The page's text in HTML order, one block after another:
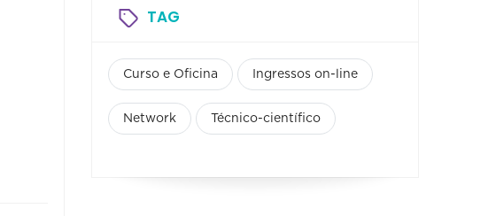
TAG
Curso e Oficina Ingressos on-line
Network Técnico-científico